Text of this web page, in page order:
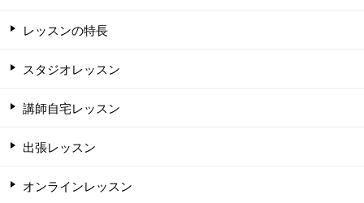
レッスンの特長
スタジオレッスン
講師自宅レッスン
出張レッスン
オンラインレッスン